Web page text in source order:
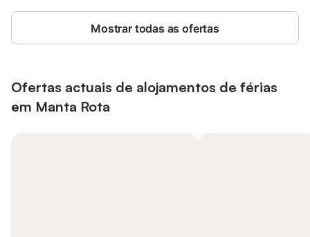
Mostrar todas as ofertas
Ofertas actuais de alojamentos de férias
em Manta Rota